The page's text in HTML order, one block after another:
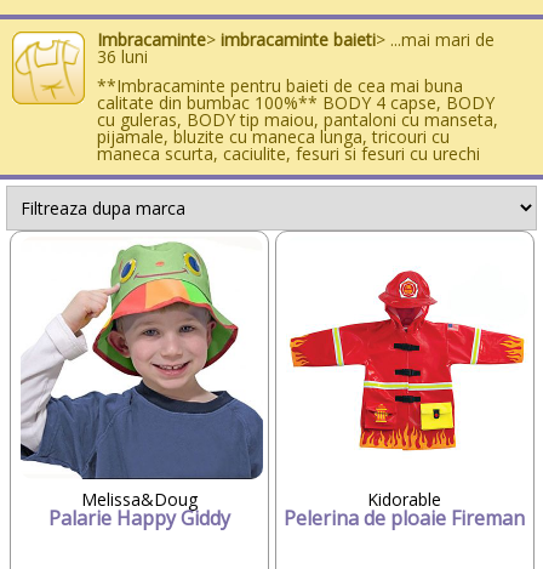
Imbracaminte> imbracaminte baieti> ...mai mari de
36 luni
**Imbracaminte pentru baieti de cea mai buna
calitate din bumbac 100%** BODY 4 capse, BODY
cu guleras, BODY tip maiou, pantaloni cu manseta,
pijamale, bluzite cu maneca lunga, tricouri cu
maneca scurta, caciulite, fesuri si fesuri cu urechi
Melissa&Doug
Palarie Happy Giddy
Kidorable
Pelerina de ploaie Fireman